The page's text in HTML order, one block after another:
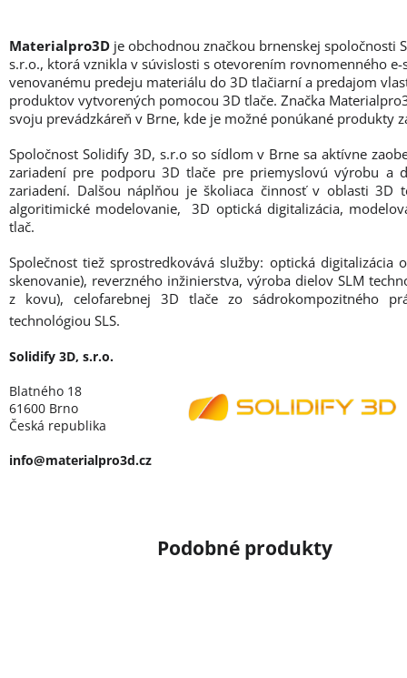
Materialpro3D je obchodnou značkou brnenskej spoločnosti
s.r.o., ktorá vznikla v súvislosti s otevorením rovnomenného e-
venovanému predeju materiálu do 3D tlačiarní a predajom
produktov vytvorených pomocou 3D tlače. Značka
svoju prevádzkáreň v Brne, kde je možné ponúkané produkty
Spoločnost Solidify 3D, s.r.o so sídlom v Brne sa aktívne
zariadení pre podporu 3D tlače pre priemyslovú výrobu a
zariadení. Dalšou náplňou je školiaca činnosť v oblasti 3D
algoritimické modelovanie, 3D optická digitalizácia,
tlač.
Společnost tiež sprostredkovává služby: optická digitalizácia
skenovanie), reverzného inžinierstva, výroba dielov SLM
z kovu), celofarebnej 3D tlače zo sádrokompozitného
technológiou SLS.
Solidify 3D, s.r.o.
Blatného 18
61600 Brno
Česká republika
info@materialpro3d.cz